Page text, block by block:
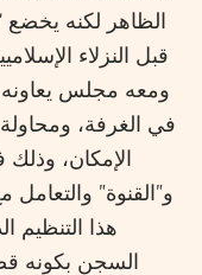
الظاهر لكنه يخضع
قبل النزلاء
ومعه مجلس يعاونه
في الغرفة،
الإمكان،
و”القنوة” والتعامل
هذا التنظيم
السجن بكونه